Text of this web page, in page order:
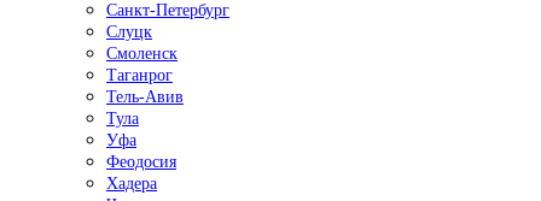
Санкт-Петербург
Слуцк
Смоленск
Таганрог
Тель-Авив
Тула
Уфа
Феодосия
Хадера